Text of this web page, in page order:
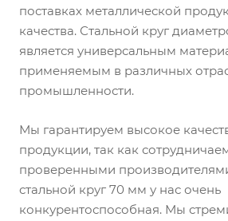
поставках металлической
качества. Стальной круг
является универсальным
применяемым в различных
промышленности.
Мы гарантируем высокое
продукции, так как
проверенными
стальной круг 70 мм у нас очень
конкурентоспособная. Мы